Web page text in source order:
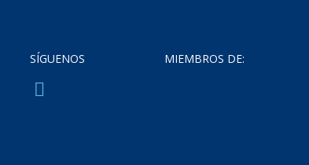
SÍGUENOS MIEMBROS DE: